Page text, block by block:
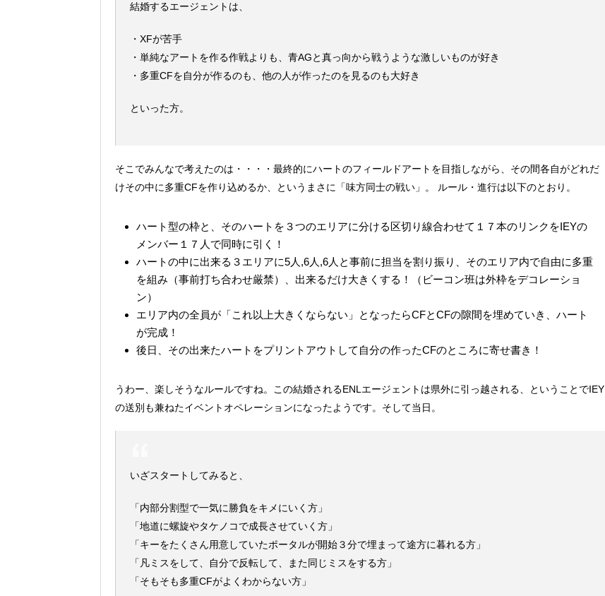
結婚するエージェントは、
・XFが苦手
・単純なアートを作る作戦よりも、青AGと真っ向から戦うような激しいものが好き
・多重CFを自分が作るのも、他の人が作ったのを見るのも大好き
といった方。
そこでみんなで考えたのは・・・・最終的にハートのフィールドアートを目指しながら、その間各自がどれだ
けその中に多重CFを作り込めるか、というまさに「味方同士の戦い」。 ルール・進行は以下のとおり。
ハート型の枠と、そのハートを３つのエリアに分ける区切り線合わせて１７本のリンクをIEYの
メンバー１７人で同時に引く！
ハートの中に出来る３エリアに5人,6人,6人と事前に担当を割り振り、そのエリア内で自由に多重
を組み（事前打ち合わせ厳禁）、出来るだけ大きくする！（ビーコン班は外枠をデコレーショ
ン）
エリア内の全員が「これ以上大きくならない」となったらCFとCFの隙間を埋めていき、ハート
が完成！
後日、その出来たハートをプリントアウトして自分の作ったCFのところに寄せ書き！
うわー、楽しそうなルールですね。この結婚されるENLエージェントは県外に引っ越される、ということでIEY
の送別も兼ねたイベントオペレーションになったようです。そして当日。
いざスタートしてみると、
「内部分割型で一気に勝負をキメにいく方」
「地道に螺旋やタケノコで成長させていく方」
「キーをたくさん用意していたポータルが開始３分で埋まって途方に暮れる方」
「凡ミスをして、自分で反転して、また同じミスをする方」
「そもそも多重CFがよくわからない方」